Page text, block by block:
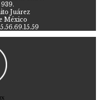
Juárez
México